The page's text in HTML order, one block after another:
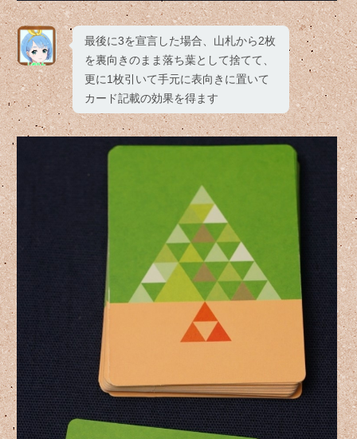
最後に3を宣言した場合、山札から2枚
を裏向きのまま落ち葉として捨てて、
更に1枚引いて手元に表向きに置いて
カード記載の効果を得ます